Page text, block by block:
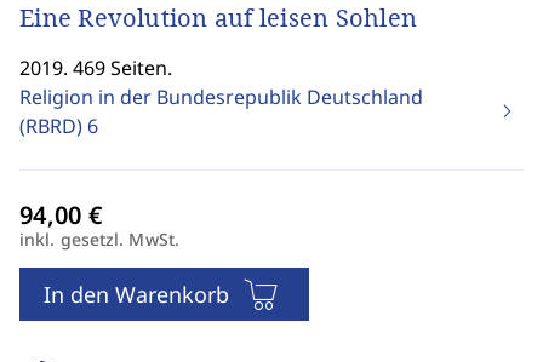
Eine Revolution auf leisen Sohlen
2019. 469 Seiten.
Religion in der Bundesrepublik Deutschland
(RBRD) 6
inkl. gesetzl. MwSt.
In den Warenkorb